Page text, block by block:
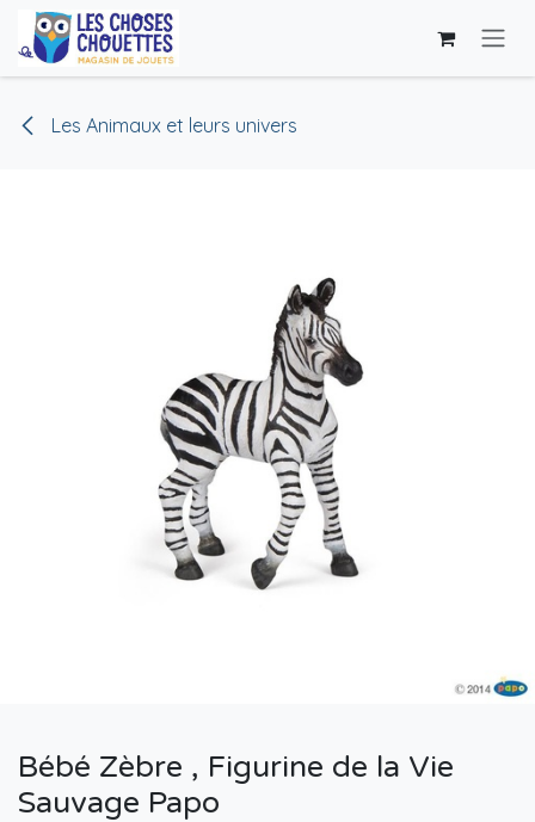
Se rendre au contenu
Les Animaux et leurs univers
Bébé Zèbre , Figurine de la Vie
Sauvage Papo